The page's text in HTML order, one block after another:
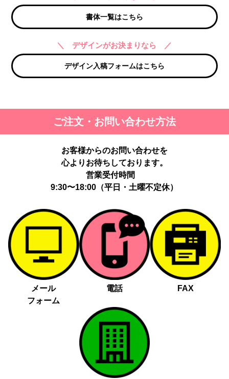
書体一覧はこちら
＼ デザインがお決まりなら ／
デザイン入稿フォームはこちら
ご注文・お問い合わせ方法
お客様からのお問い合わせを
心よりお待ちしております。
営業受付時間
9:30〜18:00（平日・土曜不定休）
メール
フォーム
電話 FAX